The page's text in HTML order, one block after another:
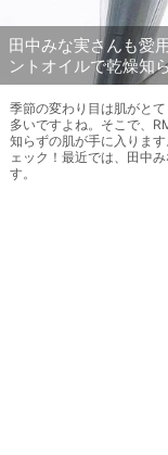
田中みな実さんも愛
ントオイルで乾燥知
季節の変わり目は肌がと
多いですよね。そこで、
知らずの肌が手に入りま
ェック！最近では、田中
す。